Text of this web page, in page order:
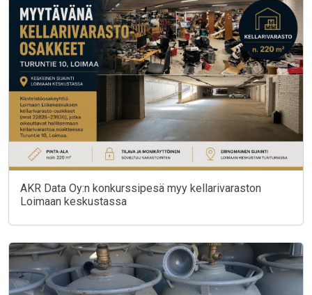
AKR Data Oy:n konkurssipesä myy kellarivaraston
Loimaan keskustassa